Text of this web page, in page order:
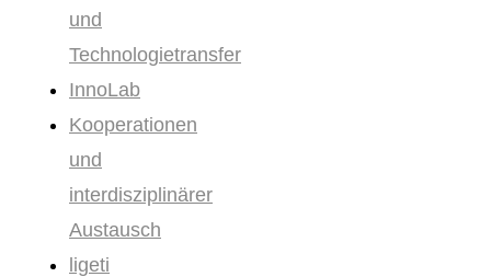
und
Technologietransfer
InnoLab
Kooperationen
und
interdisziplinärer
Austausch
ligeti